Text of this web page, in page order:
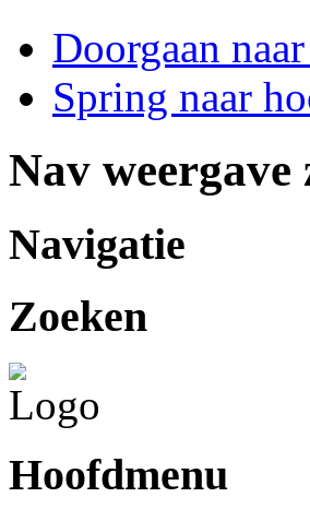
Doorgaan
Spring naar
Nav weergave
Navigatie
Zoeken
Hoofdmenu